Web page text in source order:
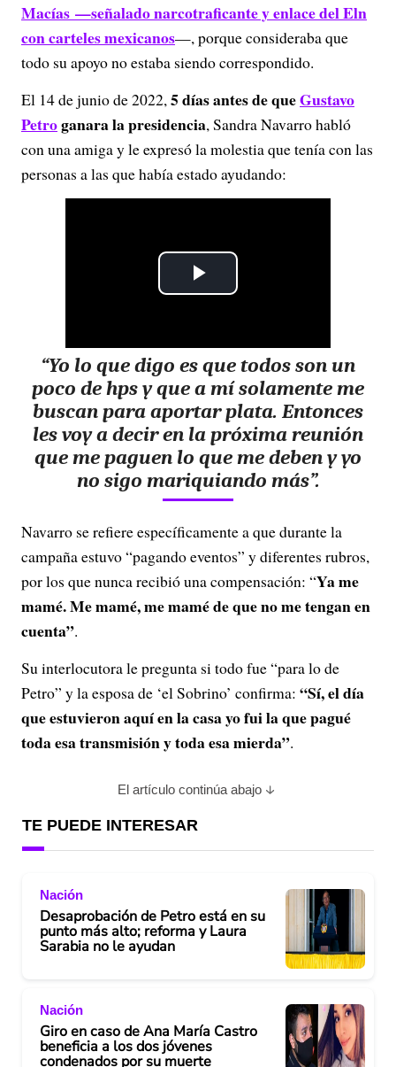
Macías —señalado narcotraficante y enlace del Eln
con carteles mexicanos—, porque consideraba que
todo su apoyo no estaba siendo correspondido.
El 14 de junio de 2022,5 días antes de queGustavo
Petroganara la presidencia, Sandra Navarro habló
con una amiga y le expresó la molestia que tenía con las
personas a las que había estado ayudando:
P
a
y
V
i
d
e
o
“Yo lo que digo es que todos son un
poco de hps y que a mí solamente me
buscan para aportar plata. Entonces
les voy a decir en la próxima reunión
que me paguen lo que me deben y yo
no sigo mariquiando más”.
Navarro se refiere específicamente a que durante la
campaña estuvo “pagando eventos” y diferentes rubros,
por los que nunca recibió una compensación: “Ya me
mamé. Me mamé, me mamé de que no me tengan en
cuenta”.
Su interlocutora le pregunta si todo fue “para lo de
Petro” y la esposa de ‘el Sobrino’ confirma: “Sí, el día
que estuvieron aquí en la casa yo fui la que pagué
toda esa transmisión y toda esa mierda”.
El artículo continúa abajo
TE PUEDE INTERESAR
Nación
Desaprobación de Petro está en su
punto más alto; reforma y Laura
Sarabia no le ayudan
Nación
Giro en caso de Ana María Castro
beneficia a los dos jóvenes
condenados por su muerte